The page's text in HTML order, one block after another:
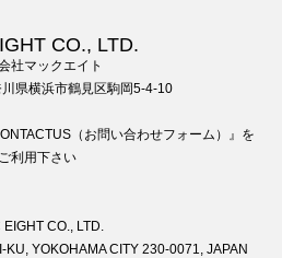
CO., LTD.
社マックエイト
県横浜市鶴見区駒岡5-4-10
（お問い合わせフォーム）』を
ご利用下さい
EIGHT CO., LTD.
YOKOHAMA CITY 230-0071, JAPAN